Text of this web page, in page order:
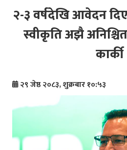
२-३ वर्षदेखि आवेदन
स्वीकृति अझै
कार्की
२९ जेष्ठ २०८३, शुक्रबार १०:५३